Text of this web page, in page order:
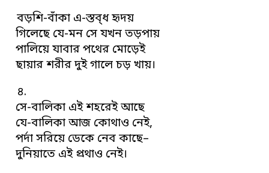
বড়শি-বাঁকা এ-স্তব্ধ হৃদয়
গিলেছে যে-মন সে যখন তড়পায়
পালিয়ে যাবার পথের মোড়েই
ছায়ার শরীর দুই গালে চড় খায়।
৪.
সে-বালিকা এই শহরেই আছে
যে-বালিকা আজ কোথাও নেই,
পর্দা সরিয়ে ডেকে নেব কাছে–
দুনিয়াতে এই প্রথাও নেই।